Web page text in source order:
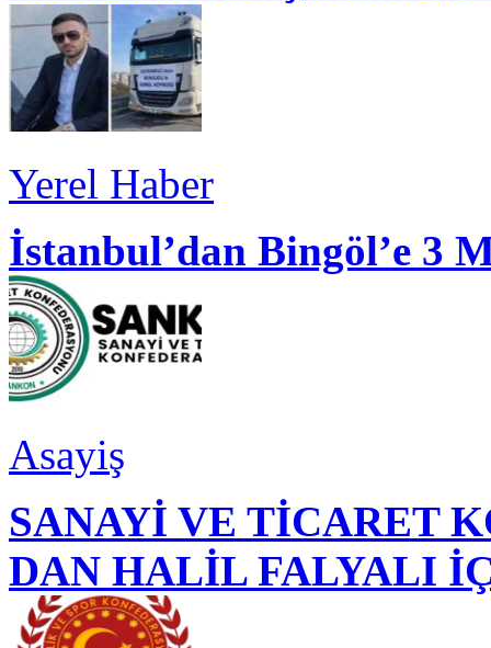
Yerel Haber
İstanbul’dan Bingöl’e 3
Asayiş
SANAYİ VE TİCARET
DAN HALİL FALYALI